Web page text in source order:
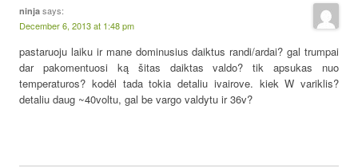
ninja says:
December 6, 2013 at 1:48 pm
pastaruoju laiku ir mane dominusius daiktus randi/ardai? gal trumpai
dar pakomentuosi ką šitas daiktas valdo? tik apsukas nuo
temperaturos? kodėl tada tokia detaliu ivairove. kiek W variklis?
detaliu daug ~40voltu, gal be vargo valdytu ir 36v?